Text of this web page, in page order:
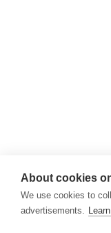
About cookies
We use cookies to
advertisements.